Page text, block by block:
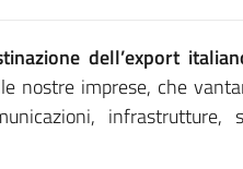
dell’export
nostre imprese, che
infrastrutture,